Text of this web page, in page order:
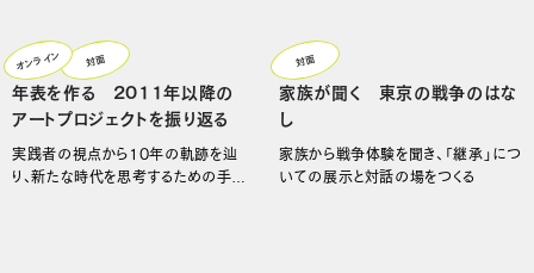
年表を作る 2011年以降の
アートプロジェクトを振り返る
実践者の視点から10年の軌跡を辿
り、新たな時代を思考するための手が
オンライン 対面
家族が聞く 東京の戦争のはな
し
家族から戦争体験を聞き、「継承」につ
いての展示と対話の場をつくる
対面